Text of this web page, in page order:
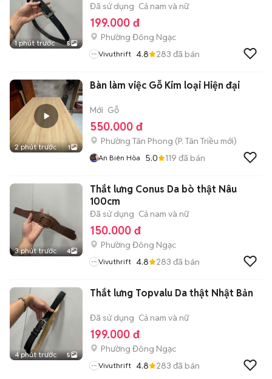
1 phút trước 5
Đã sử dụng Cả nam và nữ
199.000 đ
Phường Đông Ngạc
Vivuthrift 4.8 283 đã bán
2 phút trước 1
Bàn làm việc Gỗ Kim loại Hiện đại
Mới Gỗ
550.000 đ
Phường Tân Phong (P. Tân Triều mới)
An Biên Hòa 5.0 119 đã bán
3 phút trước 4
Thắt lưng Conus Da bò thật Nâu
100cm
Đã sử dụng Cả nam và nữ
150.000 đ
Phường Đông Ngạc
Vivuthrift 4.8 283 đã bán
4 phút trước 5
Thắt lưng Topvalu Da thật Nhật Bản
Đã sử dụng Cả nam và nữ
199.000 đ
Phường Đông Ngạc
Vivuthrift 4.8 283 đã bán